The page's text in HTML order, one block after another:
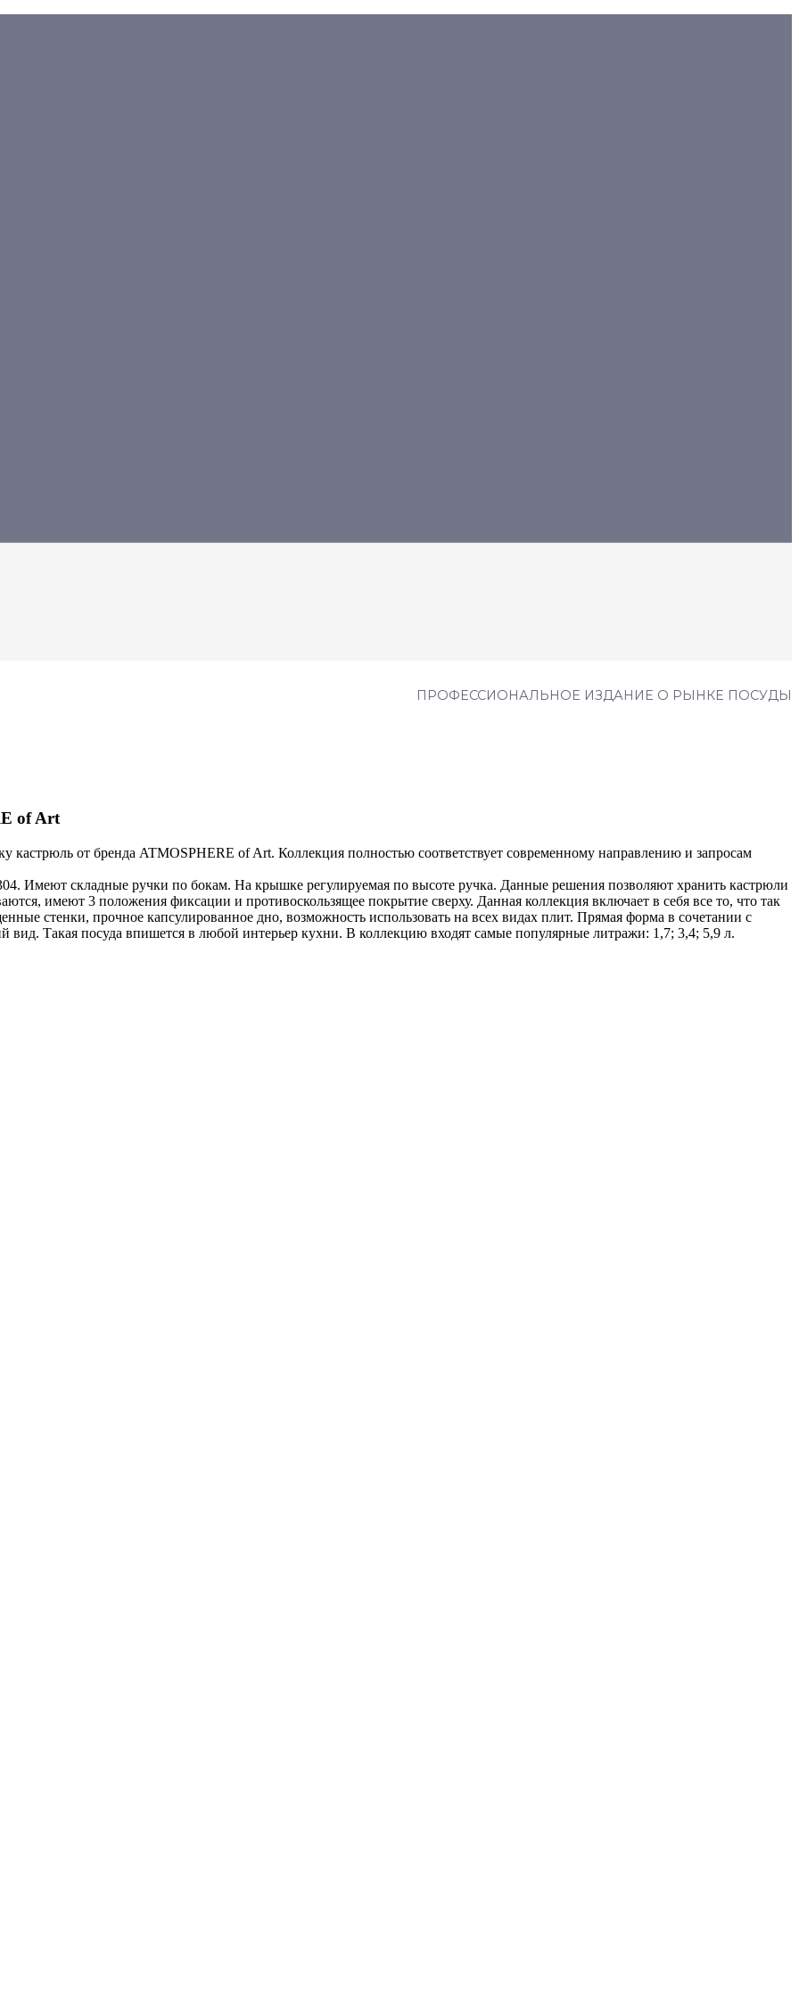
ПРОФЕССИОНАЛЬНОЕ ИЗДАНИЕ О РЫНКЕ ПОСУДЫ
of Art
от бренда ATMOSPHERE of Art. Коллекция полностью соответствует современному направлению и запросам
Имеют складные ручки по бокам. На крышке регулируемая по высоте ручка. Данные решения позволяют хранить кастрюли
имеют 3 положения фиксации и противоскользящее покрытие сверху. Данная коллекция включает в себя все то, что так
стенки, прочное капсулированное дно, возможность использовать на всех видах плит. Прямая форма в сочетании с
Такая посуда впишется в любой интерьер кухни. В коллекцию входят самые популярные литражи: 1,7; 3,4; 5,9 л.